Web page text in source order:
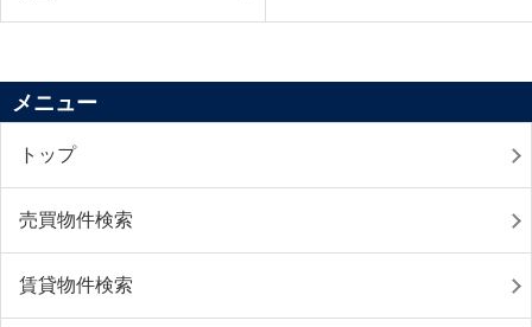
メニュー
トップ
売買物件検索
賃貸物件検索